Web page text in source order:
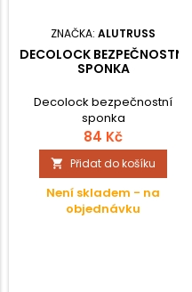
ZNAČKA: ALUTRUSS
DECOLOCK BEZPEČNOSTNÍ
SPONKA
Decolock bezpečnostní
sponka
84 Kč
 Přidat do košíku
Není skladem - na
objednávku